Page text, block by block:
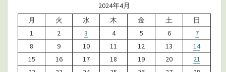
2024年4月
月
火 水 木 金 土
日
1
2 3 4 5 6
7
8
9 10 11 12 13
14
15
16 17 18 19 20
21